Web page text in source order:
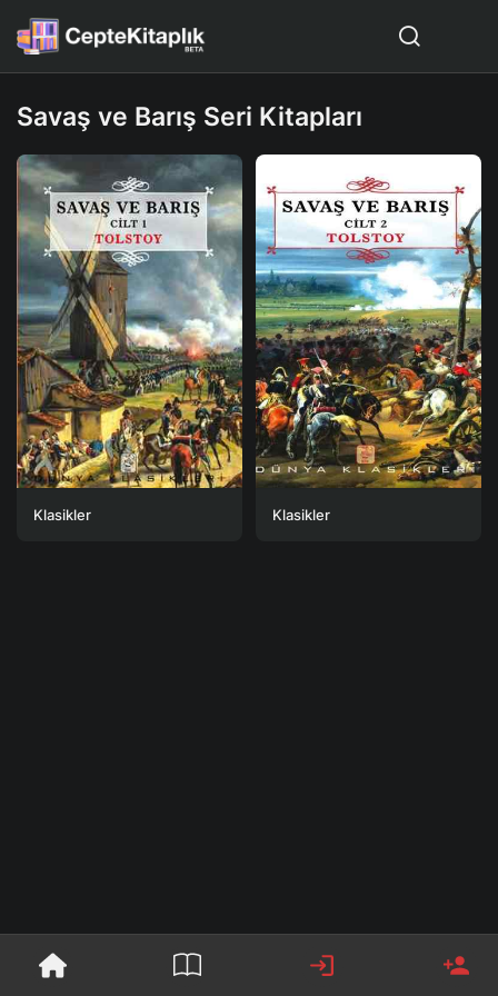
Savaş ve Barış Seri Kitapları
Klasikler Klasikler